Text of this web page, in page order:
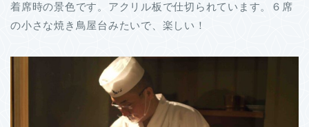
着席時の景色です。アクリル板で仕切られています。６席
の小さな焼き鳥屋台みたいで、楽しい！